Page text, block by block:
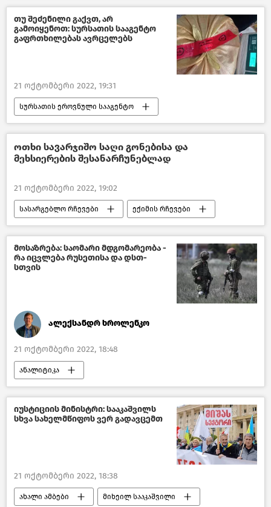
გერმანია საქართველოს ენერგეტიკა
ახალი ამბები
თუ შეძენილი გაქვთ, არ
გამოიყენოთ: სურსათის სააგენტო
გაფრთხილებას ავრცელებს
21 ოქტომბერი 2022, 19:31
სურსათის ეროვნული სააგენტო
ახალი ამბები საქართველო
ოთხი სავარჯიშო საღი გონებისა და
მეხსიერების შესანარჩუნებლად
21 ოქტომბერი 2022, 19:02
სასარგებლო რჩევები ექიმის რჩევები
მოსაზრება: საომარი მდგომარეობა -
რა იცვლება რუსეთისა და დსთ-
სთვის
ალექსანდრ ხროლენკო
21 ოქტომბერი 2022, 18:48
ანალიტიკა
რუსეთ-უკრაინის კონფლიქტი
იუსტიციის მინისტრი: სააკაშვილს
სხვა სახელმწიფოს ვერ გადავცემთ
21 ოქტომბერი 2022, 18:38
ახალი ამბები მიხეილ სააკაშვილი